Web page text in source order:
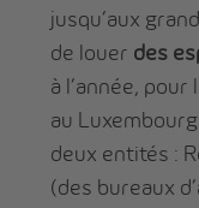
jusqu’aux
de louer des
à l’année,
au
deux entités :
(des bureaux